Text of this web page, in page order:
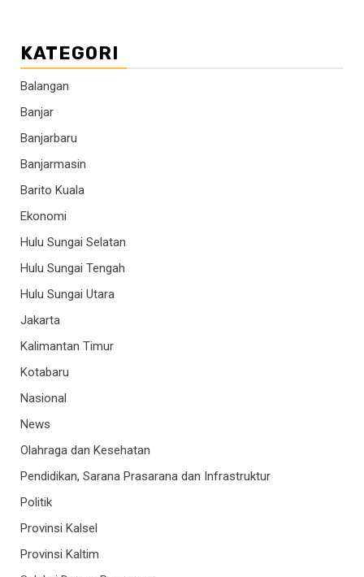
KATEGORI
Balangan
Banjar
Banjarbaru
Banjarmasin
Barito Kuala
Ekonomi
Hulu Sungai Selatan
Hulu Sungai Tengah
Hulu Sungai Utara
Jakarta
Kalimantan Timur
Kotabaru
Nasional
News
Olahraga dan Kesehatan
Pendidikan, Sarana Prasarana dan Infrastruktur
Politik
Provinsi Kalsel
Provinsi Kaltim